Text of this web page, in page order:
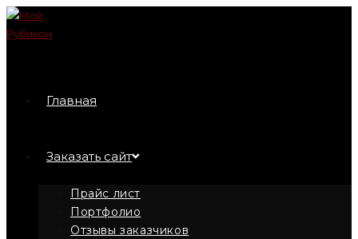
Перейти
к
Главная
Заказать сайт
Прайс лист
Портфолио
Отзывы заказчиков